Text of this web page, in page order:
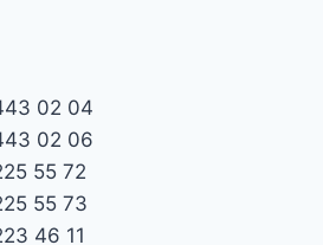
02 04
02 06
55 72
55 73
46 11